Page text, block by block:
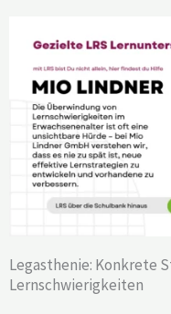
Legasthenie: Konkrete
Lernschwierigkeiten